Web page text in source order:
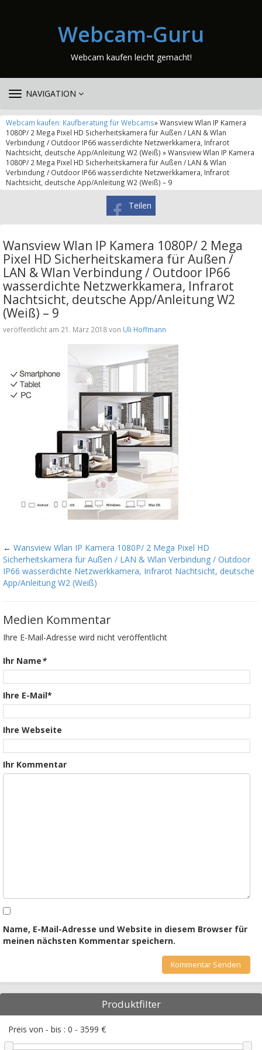
Webcam-Guru
Webcam kaufen leicht gemacht!
TOGGLE
NAVIGATION
Webcam kaufen: Kaufberatung für Webcams» Wansview Wlan IP Kamera
1080P/ 2 Mega Pixel HD Sicherheitskamera für Außen / LAN & Wlan
Verbindung / Outdoor IP66 wasserdichte Netzwerkkamera, Infrarot
Nachtsicht, deutsche App/Anleitung W2 (Weiß) » Wansview Wlan IP Kamera
1080P/ 2 Mega Pixel HD Sicherheitskamera für Außen / LAN & Wlan
Verbindung / Outdoor IP66 wasserdichte Netzwerkkamera, Infrarot
Nachtsicht, deutsche App/Anleitung W2 (Weiß) – 9
Teilen
Wansview Wlan IP Kamera 1080P/ 2 Mega
Pixel HD Sicherheitskamera für Außen /
LAN & Wlan Verbindung / Outdoor IP66
wasserdichte Netzwerkkamera, Infrarot
Nachtsicht, deutsche App/Anleitung W2
(Weiß) – 9
veröffentlicht am 21. März 2018 von Uli Hoffmann
← Wansview Wlan IP Kamera 1080P/ 2 Mega Pixel HD
Sicherheitskamera für Außen / LAN & Wlan Verbindung / Outdoor
IP66 wasserdichte Netzwerkkamera, Infrarot Nachtsicht, deutsche
App/Anleitung W2 (Weiß)
Medien Kommentar
Ihre E-Mail-Adresse wird nicht veröffentlicht
Ihr Name*
Ihre E-Mail*
Ihre Webseite
Ihr Kommentar
Name, E-Mail-Adresse und Website in diesem Browser für
meinen nächsten Kommentar speichern.
Produktfilter
Preis von - bis : 0 - 3599 €